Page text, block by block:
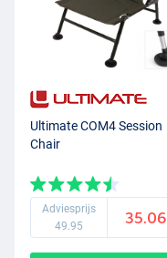
Ultimate COM4 Session
Chair
Adviesprijs
49.95
35.06